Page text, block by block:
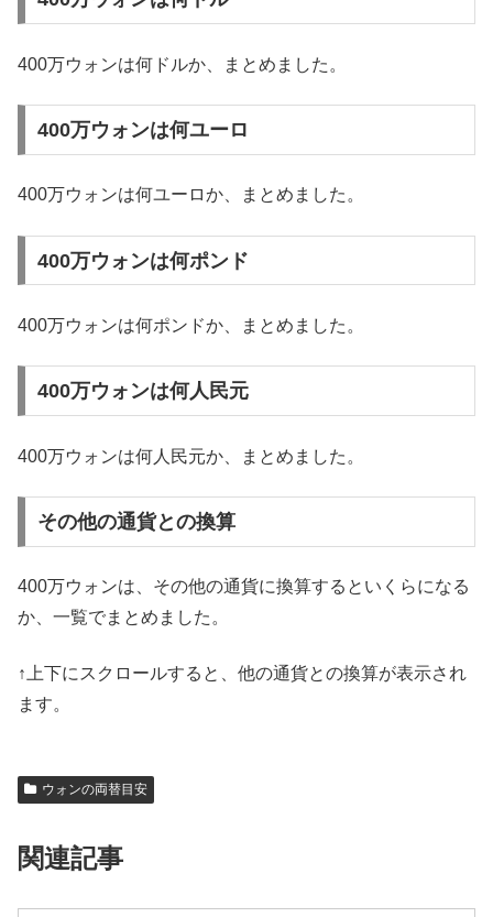
400万ウォンは何ドルか、まとめました。
400万ウォンは何ユーロ
400万ウォンは何ユーロか、まとめました。
400万ウォンは何ポンド
400万ウォンは何ポンドか、まとめました。
400万ウォンは何人民元
400万ウォンは何人民元か、まとめました。
その他の通貨との換算
400万ウォンは、その他の通貨に換算するといくらになる
か、一覧でまとめました。
↑上下にスクロールすると、他の通貨との換算が表示され
ます。
ウォンの両替目安
関連記事